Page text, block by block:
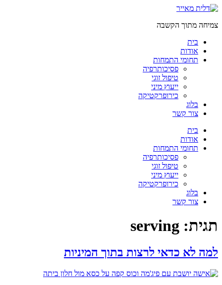
דלג
צמיחה מתוך הקשבה
בית
אודות
תחומי התמחות
פסיכותרפיה
טיפול זוגי
ייעוץ מיני
כירופרקטיקה
בלוג
צור קשר
בית
אודות
תחומי התמחות
פסיכותרפיה
טיפול זוגי
ייעוץ מיני
כירופרקטיקה
בלוג
צור קשר
תגית: serving
למה לא כדאי לרצות בתוך המיניות